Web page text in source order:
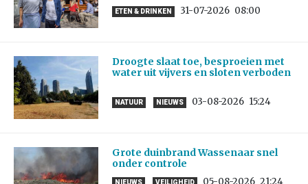
ETEN & DRINKEN 31-07-2026 08:00
Droogte slaat toe, besproeien met
water uit vijvers en sloten verboden
NATUUR NIEUWS 03-08-2026 15:24
Grote duinbrand Wassenaar snel
onder controle
NIEUWS VEILIGHEID